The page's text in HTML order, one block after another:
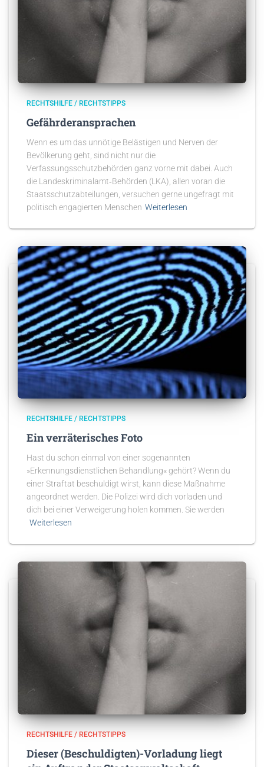
RECHTSHILFE / RECHTSTIPPS
Gefährderansprachen
Wenn es um das unnötige Belästigen und Nerven der
Bevölkerung geht, sind nicht nur die
Verfassungsschutzbehörden ganz vorne mit dabei. Auch
die Landeskriminalamt‑Behörden (LKA), allen voran die
Staatsschutzabteilungen, versuchen gerne ungefragt mit
politisch engagierten Menschen Weiterlesen
RECHTSHILFE / RECHTSTIPPS
Ein verräterisches Foto
Hast du schon einmal von einer sogenannten
»Erkennungsdienstlichen Behandlung« gehört? Wenn du
einer Straftat beschuldigt wirst, kann diese Maßnahme
angeordnet werden. Die Polizei wird dich vorladen und
dich bei einer Verweigerung holen kommen. Sie werden
Weiterlesen
RECHTSHILFE / RECHTSTIPPS
Dieser (Beschuldigten)-Vorladung liegt